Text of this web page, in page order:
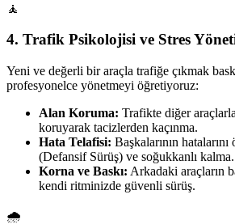
🧘
4. Trafik Psikolojisi ve Stres
Yeni ve değerli bir araçla trafiğe çıkmak
profesyonelce yönetmeyi öğretiyoruz:
Alan Koruma: Trafikte diğer
koruyarak tacizlerden kaçınma.
Hata Telafisi: Başkalarının
(Defansif Sürüş) ve soğukkanlı kalma.
Korna ve Baskı: Arkadaki araçların
kendi ritminizde güvenli sürüş.
🌧️